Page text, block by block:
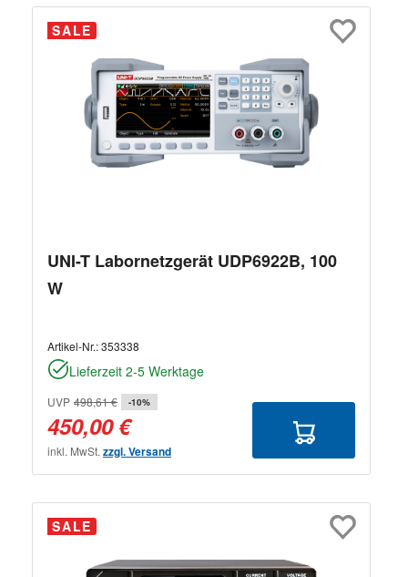
SALE
UNI-T Labornetzgerät UDP6922B, 100
W
Artikel-Nr.:353338
Lieferzeit 2-5 Werktage
UVP 498,61 € -10%
450,00 €
inkl. MwSt. zzgl. Versand
SALE